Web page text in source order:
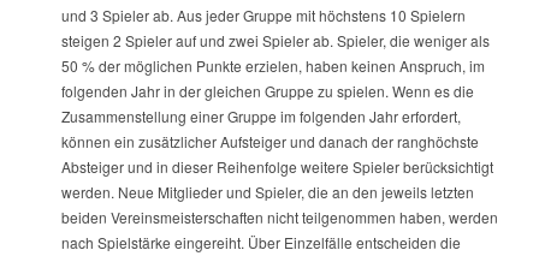
und 3 Spieler ab. Aus jeder Gruppe mit höchstens 10 Spielern
steigen 2 Spieler auf und zwei Spieler ab. Spieler, die weniger als
50 % der möglichen Punkte erzielen, haben keinen Anspruch, im
folgenden Jahr in der gleichen Gruppe zu spielen. Wenn es die
Zusammenstellung einer Gruppe im folgenden Jahr erfordert,
können ein zusätzlicher Aufsteiger und danach der ranghöchste
Absteiger und in dieser Reihenfolge weitere Spieler berücksichtigt
werden. Neue Mitglieder und Spieler, die an den jeweils letzten
beiden Vereinsmeisterschaften nicht teilgenommen haben, werden
nach Spielstärke eingereiht. Über Einzelfälle entscheiden die